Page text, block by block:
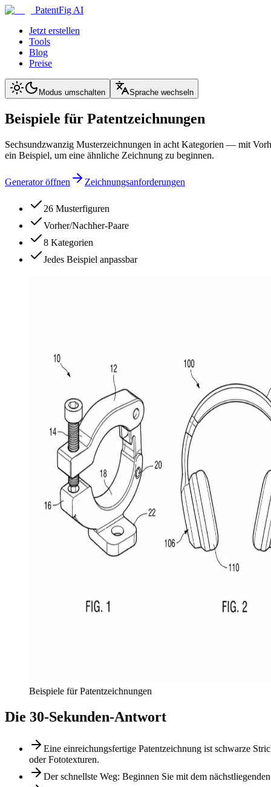
PatentFig AI
Jetzt erstellen
Tools
Blog
Preise
Modus umschalten Sprache wechseln
Beispiele für Patentzeichnungen
Sechsundzwanzig Musterzeichnungen in acht Kategorien — mit
ein Beispiel, um eine ähnliche Zeichnung zu beginnen.
Generator öffnen Zeichnungsanforderungen
26 Musterfiguren
Vorher/Nachher-Paare
8 Kategorien
Jedes Beispiel anpassbar
Beispiele für Patentzeichnungen
Die 30-Sekunden-Antwort
Eine einreichungsfertige Patentzeichnung ist schwarze
oder Fototexturen.
Der schnellste Weg: Beginnen Sie mit dem